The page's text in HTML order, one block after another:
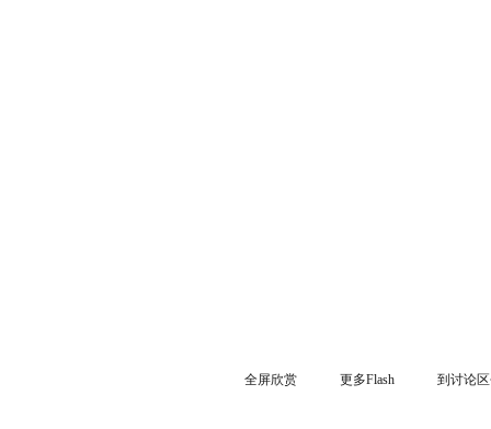
全屏欣赏 更多Flash 到讨论